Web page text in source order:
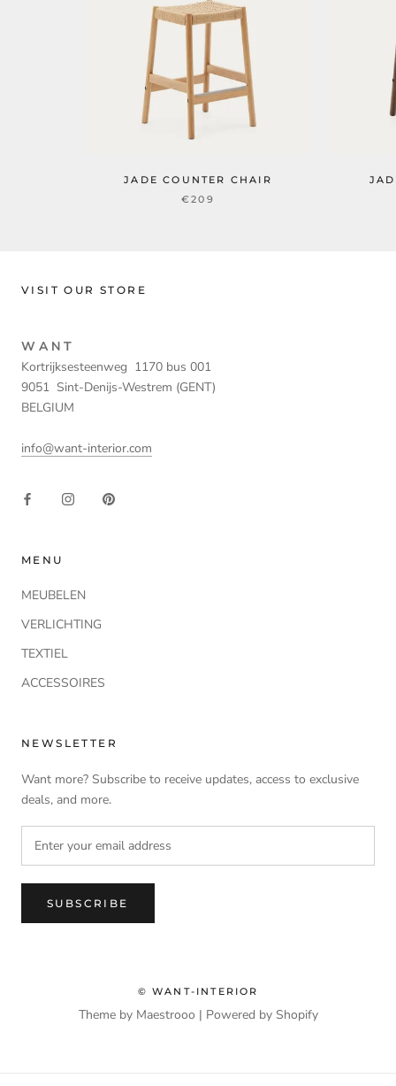
JADE COUNTER CHAIR
€209
VISIT OUR STORE
W A N T
Kortrijksesteenweg 1170 bus 001
9051 Sint-Denijs-Westrem (GENT)
BELGIUM
info@want-interior.com
MENU
MEUBELEN
VERLICHTING
TEXTIEL
ACCESSOIRES
NEWSLETTER
Want more? Subscribe to receive updates, access to exclusive
deals, and more.
SUBSCRIBE
© WANT-INTERIOR
Theme by Maestrooo | Powered by Shopify